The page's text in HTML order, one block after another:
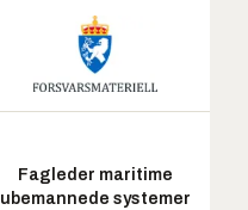
Fagleder maritime
ubemannede systemer